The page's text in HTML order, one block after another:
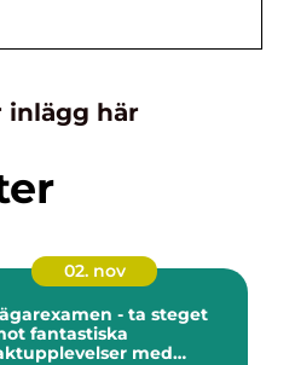
inlägg här
02. nov
- ta steget
fantastiska
med